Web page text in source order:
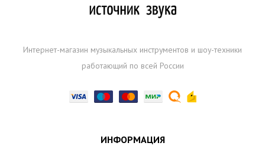
Интернет-магазин музыкальных инструментов и шоу-техники
работающий по всей России
ИНФОРМАЦИЯ